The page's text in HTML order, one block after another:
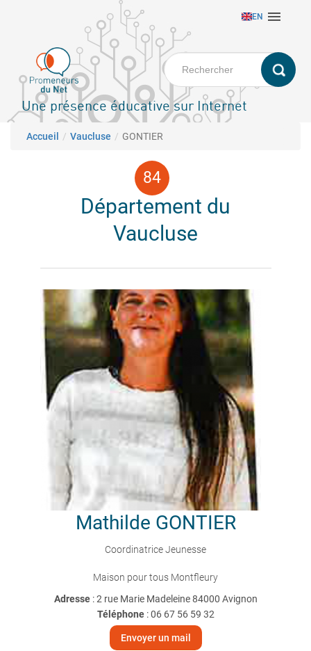
principal
EN 
Une présence éducative sur Internet
Fil d'Ariane
Accueil Vaucluse GONTIER
Département du
Vaucluse
Mathilde GONTIER
Coordinatrice Jeunesse
Maison pour tous Montfleury
Adresse : 2 rue Marie Madeleine 84000 Avignon
Téléphone:06 67 56 59 32
Envoyer un mail